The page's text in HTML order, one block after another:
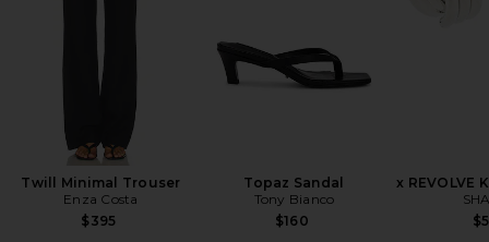
Twill Minimal Trouser
Enza Costa
$395
Topaz Sandal
Tony Bianco
$160
x REVOLVE